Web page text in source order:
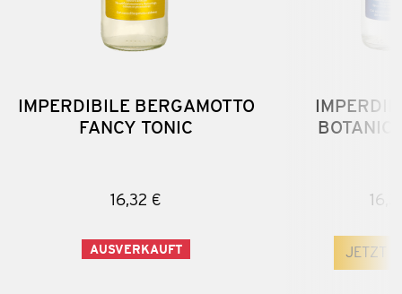
IMPERDIBILE BERGAMOTTO
FANCY TONIC
16,32 €
AUSVERKAUFT JETZT